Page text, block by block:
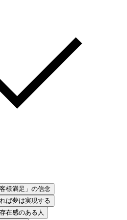
様満足」の信念
ば夢は実現する
在感のある人